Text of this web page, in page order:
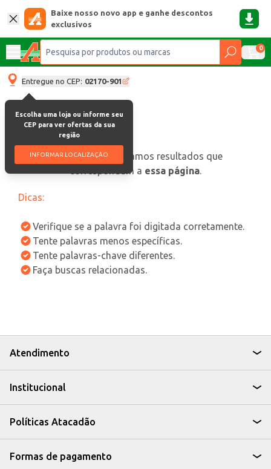
Baixe nosso novo app e ganhe descontos
exclusivos
0
Entregue no CEP: 02170-901
Escolha uma loja ou informe seu
CEP para ver ofertas da sua
região
INFORMAR LOCALIZAÇÃO
oops, não encontramos resultados que
correspondam a essa página.
Dicas:
Verifique se a palavra foi digitada corretamente.
Tente palavras menos específicas.
Tente palavras-chave diferentes.
Faça buscas relacionadas.
Atendimento
Institucional
Políticas Atacadão
Formas de pagamento